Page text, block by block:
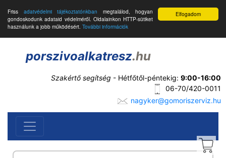
Elfogadom
Friss adatvédelmi tájékoztatónkban megtalálod, hogyan
gondoskodunk adataid védelméről. Oldalainkon HTTP-sütiket
használunk a jobb működésért. További információk
porszivoalkatresz.hu
Szakértő segítség - Hétfőtől-péntekig: 9:00-16:00
06-70/420-0011
nagyker@gomoriszerviz.hu